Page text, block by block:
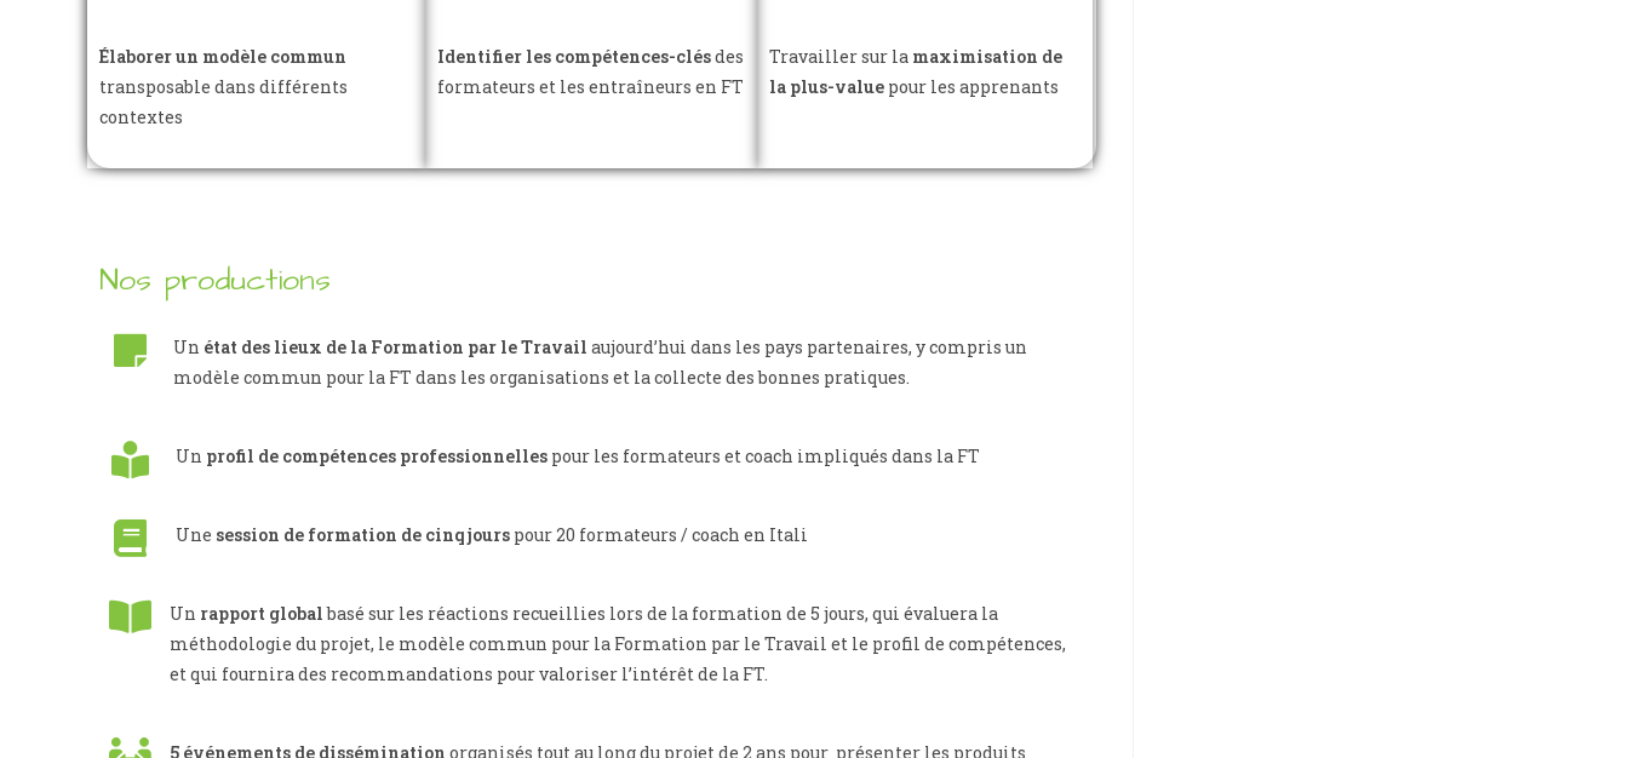
Élaborer un modèle commun
transposable dans différents
contextes
Identifier les compétences-clésdes
formateurs et les entraîneurs en FT
Travailler sur la maximisation de
la plus-valuepour les apprenants
Nos productions
Un état des lieux de la Formation par le Travail aujourd’hui dans les pays partenaires, y compris un
modèle commun pour la FT dans les organisations et la collecte des bonnes pratiques.
Un profil de compétences professionnellespour les formateurs et coach impliqués dans la FT
Une session de formation de cinq jourspour 20 formateurs / coach en Itali
Un rapport globalbasé sur les réactions recueillies lors de la formation de 5 jours, qui évaluera la
méthodologie du projet, le modèle commun pour la Formation par le Travail et le profil de compétences,
et qui fournira des recommandations pour valoriser l’intérêt de la FT.
5 événements de dissémination organisés tout au long du projet de 2 ans pour présenter les produits